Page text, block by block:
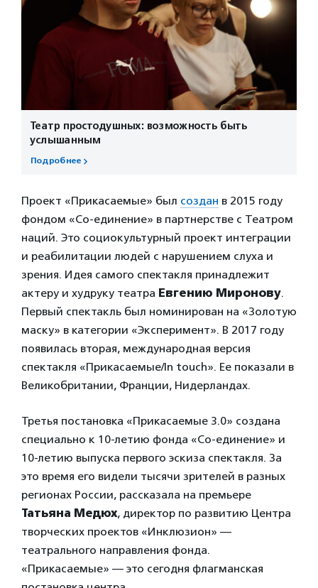
Театр простодушных: возможность быть
услышанным
Подробнее
Проект «Прикасаемые» был создан в 2015 году
фондом «Со-единение» в партнерстве с Театром
наций. Это социокультурный проект интеграции
и реабилитации людей с нарушением слуха и
зрения. Идея самого спектакля принадлежит
актеру и худруку театра Евгению Миронову.
Первый спектакль был номинирован на «Золотую
маску» в категории «Эксперимент». В 2017 году
появилась вторая, международная версия
спектакля «Прикасаемые/In touch». Ее показали в
Великобритании, Франции, Нидерландах.
Третья постановка «Прикасаемые 3.0» создана
специально к 10-летию фонда «Со-единение» и
10-летию выпуска первого эскиза спектакля. За
это время его видели тысячи зрителей в разных
регионах России, рассказала на премьере
Татьяна Медюх, директор по развитию Центра
творческих проектов «Инклюзион» —
театрального направления фонда.
«Прикасаемые» — это сегодня флагманская